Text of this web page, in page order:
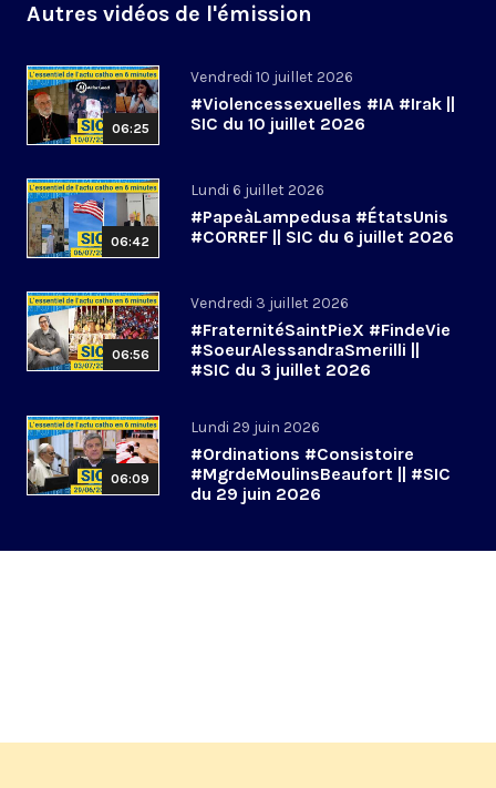
Autres vidéos de l'émission
06:25
Vendredi 10 juillet 2026
#Violencessexuelles #IA #Irak ||
SIC du 10 juillet 2026
06:42
Lundi 6 juillet 2026
#PapeàLampedusa #ÉtatsUnis
#CORREF || SIC du 6 juillet 2026
06:56
Vendredi 3 juillet 2026
#FraternitéSaintPieX #FindeVie
#SoeurAlessandraSmerilli ||
#SIC du 3 juillet 2026
06:09
Lundi 29 juin 2026
#Ordinations #Consistoire
#MgrdeMoulinsBeaufort || #SIC
du 29 juin 2026